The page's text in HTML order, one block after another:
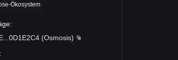
Ökosystem
:
0D1E2C4 (Osmosis)
: